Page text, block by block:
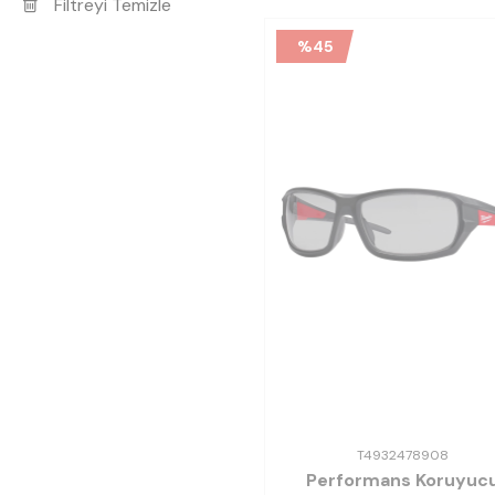
Filtreyi Temizle
%45
T4932478908
Performans